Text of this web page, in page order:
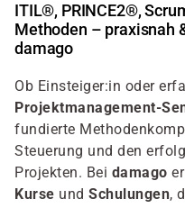
ITIL®, PRINCE2®,
Methoden – praxisnah
damago
Ob Einsteiger:in oder
Projektmanagement-
fundierte
Steuerung und den
Projekten. Bei damago
Kurse und Schulungen,